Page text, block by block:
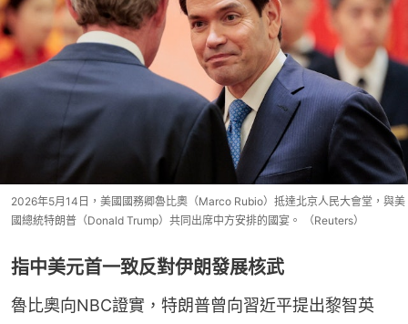
2026年5月14日，美國國務卿魯比奧（Marco Rubio）抵達北京人民大會堂，與美
國總統特朗普（Donald Trump）共同出席中方安排的國宴。 （Reuters）
指中美元首一致反對伊朗發展核武
魯比奧向NBC證實，特朗普曾向習近平提出黎智英